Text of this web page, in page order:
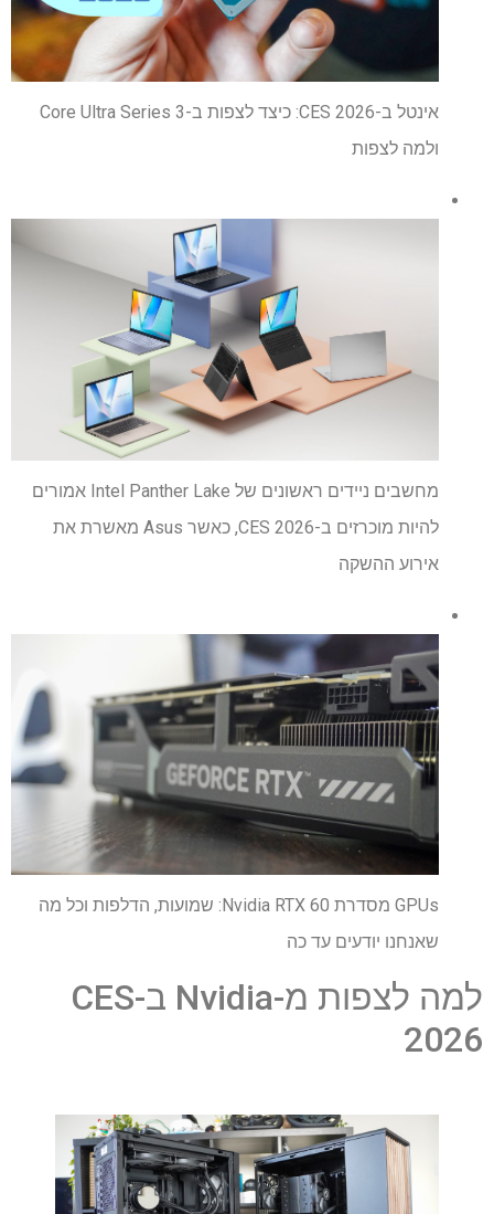
אינטל ב-CES 2026: כיצד לצפות ב-Core Ultra Series 3
ולמה לצפות
מחשבים ניידים ראשונים של Intel Panther Lake אמורים
להיות מוכרזים ב-CES 2026, כאשר Asus מאשרת את
אירוע ההשקה
GPUs מסדרת Nvidia RTX 60: שמועות, הדלפות וכל מה
שאנחנו יודעים עד כה
למה לצפות מ-Nvidia ב-CES
2026